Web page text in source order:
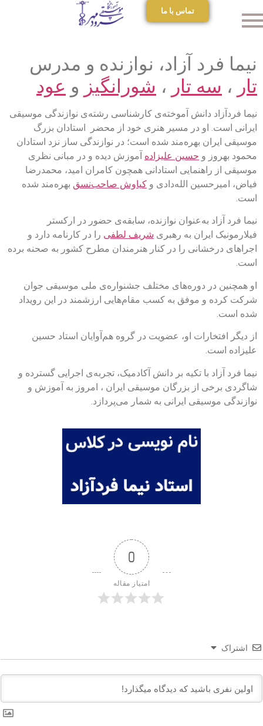
تماس با ما
نیما فرد آزاد، نوازنده و مدرس
تار ، سه تار ، شورانگیز و عود
نیما فردآزاد دانش آموخته‌ی کارشناسی رشته‌ی نوازندگی موسیقی
ایرانی است. او در مسیر هنری خود از محضر استادان بزرگ
موسیقی ایران بهره‌مند شده است؛ در نوازندگی ساز نزد استادان
محمود بهروز و حسین علیزاده آموزش دیده و در مبانی نظری
موسیقی از راهنمایی استادانی همچون کامران امید، محمدرضا
فیاض، امیرحسین الله‌دادی و کیاوش صاحب‌نسق بهره‌مند شده
است.
نیما فرد آزاد به‌عنوان نوازنده، سابقه‌ی حضور در ارکستر
فیلارمونیک ایران به رهبری شریف لطفی را در کارنامه دارد و
اجراهای درخشانی را در کنار هنرمندان مطرح کشور به صحنه برده
است.
او همچنین در دوره‌های مختلف جشنواره‌ی ملی موسیقی جوان
شرکت کرده و موفق به کسب مقام‌هایی ارزشمند در این رویداد
شده است.
از دیگر افتخارات او، عضویت در گروه هم‌آوایان استاد حسین
علیزاده است.
نیما فرد آزاد با تکیه بر دانش آکادمیک، تجربه‌ی اجرایی گسترده و
شاگردی برخی از بزرگان موسیقی ایران ، امروز به آموزش و
نوازندگی موسیقی ایرانی به شمار می‌پردازد.
0
امتیاز مقاله
اشتراک